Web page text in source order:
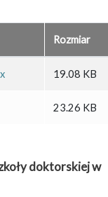
Rozmiar
19.08 KB
23.26 KB
doktorskiej w